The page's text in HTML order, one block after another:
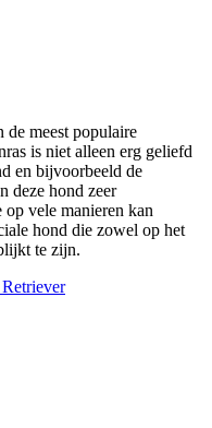
de meest populaire
is niet alleen erg geliefd
en bijvoorbeeld de
deze hond zeer
vele manieren kan
hond die zowel op het
te zijn.